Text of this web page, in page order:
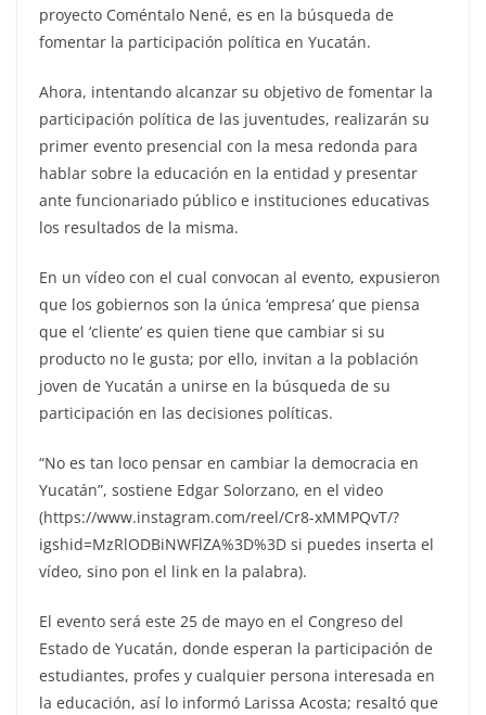
proyecto Coméntalo Nené, es en la búsqueda de
fomentar la participación política en Yucatán.
Ahora, intentando alcanzar su objetivo de fomentar la
participación política de las juventudes, realizarán su
primer evento presencial con la mesa redonda para
hablar sobre la educación en la entidad y presentar
ante funcionariado público e instituciones educativas
los resultados de la misma.
En un vídeo con el cual convocan al evento, expusieron
que los gobiernos son la única ‘empresa’ que piensa
que el ‘cliente’ es quien tiene que cambiar si su
producto no le gusta; por ello, invitan a la población
joven de Yucatán a unirse en la búsqueda de su
participación en las decisiones políticas.
“No es tan loco pensar en cambiar la democracia en
Yucatán”, sostiene Edgar Solorzano, en el video
(https://www.instagram.com/reel/Cr8-xMMPQvT/?
igshid=MzRlODBiNWFlZA%3D%3D si puedes inserta el
vídeo, sino pon el link en la palabra).
El evento será este 25 de mayo en el Congreso del
Estado de Yucatán, donde esperan la participación de
estudiantes, profes y cualquier persona interesada en
la educación, así lo informó Larissa Acosta; resaltó que